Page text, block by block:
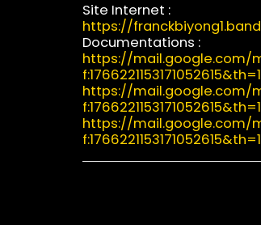
Site Internet :
https://
Documentations :
https://mail.google.com/
https://mail.google.com/
https://mail.google.com/